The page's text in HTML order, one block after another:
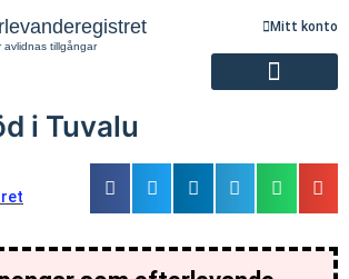
avlidnas tillgångar
Mitt konto
i Tuvalu